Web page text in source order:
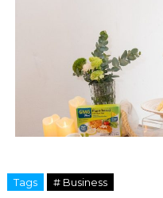
Tags # Business